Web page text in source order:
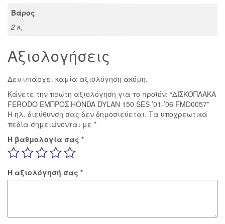
FMD0057
ποσότητα
Βάρος
2 κ.
Αξιολογήσεις
Δεν υπάρχει καμία αξιολόγηση ακόμη.
Κάνετε την πρώτη αξιολόγηση για το προϊόν: “ΔΙΣΚΟΠΛΑΚΑ
FERODO ΕΜΠΡΟΣ HONDA DYLAN 150 SES ’01-’06 FMD0057”
Η ηλ. διεύθυνση σας δεν δημοσιεύεται. Τα υποχρεωτικά
πεδία σημειώνονται με *
Η βαθμολογία σας *
Η αξιολόγησή σας *